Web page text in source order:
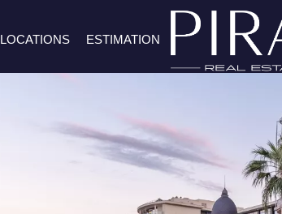
LOCATIONS ESTIMATION